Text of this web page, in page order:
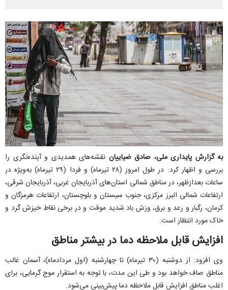
به گزارش پایداری ملی، صادق ضیاییان نقشه‌های همدیدی و آینده‌نگری را
بررسی و اظهار کرد: در طول امروز (۲۸ تیرماه) و فردا (۲۹ تیرماه) به‌ویژه در
ساعات بعدازظهر، در مناطق شمالی استان‌های آذربایجان غربی، آذربایجان شرقی،
ارتفاعات شمالی البرز مرکزی، جنوب سیستان و بلوچستان، ارتفاعات هرمزگان و
کرمان، رگبار و رعد و برق، وزش باد شدید موقت و در برخی نقاط خیزش گرد و
خاک مورد انتظار است.
افزایش قابل ملاحظه دما در بیشتر مناطق
وی افزود: از دوشنبه (۳۰ تیرماه) تا چهارشنبه (اول مردادماه)، آسمان غالب
مناطق صاف خواهد بود و طی این مدت، با توجه به استقرار موج گرمایی، برای
اغلب مناطق افزایش قابل ملاحظه دما پیش‌بینی می‌شود.